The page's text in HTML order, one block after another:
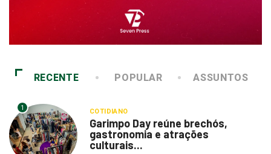
RECENTE POPULAR ASSUNTOS
1 COTIDIANO
Garimpo Day reúne brechós,
gastronomia e atrações
culturais...